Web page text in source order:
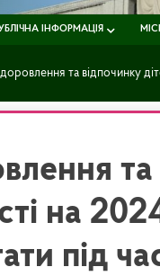
ІНФОРМАЦІЯ
та відпочинку
та
на
під